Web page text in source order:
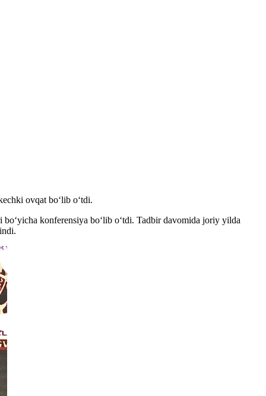
ovqat bo‘lib o‘tdi.
konferensiya bo‘lib o‘tdi. Tadbir davomida joriy yilda